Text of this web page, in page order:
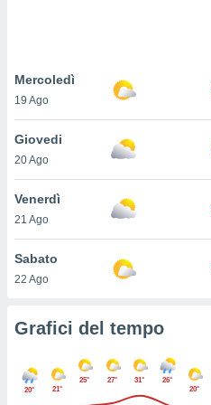
In
ti
per
nel
utilizzati
o
potrai
Mercoledì
19 Ago
Giovedi
20 Ago
Venerdì
21 Ago
Sabato
22 Ago
Grafici del tempo
20° 21°
25° 27° 31°
26°
20°